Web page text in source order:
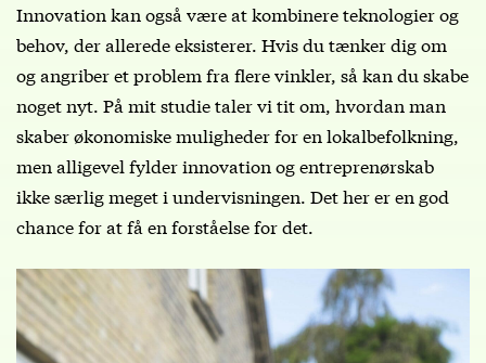
Innovation kan også være at kombinere teknologier og
behov, der allerede eksisterer. Hvis du tænker dig om
og angriber et problem fra flere vinkler, så kan du skabe
noget nyt. På mit studie taler vi tit om, hvordan man
skaber økonomiske muligheder for en lokalbefolkning,
men alligevel fylder innovation og entreprenørskab
ikke særlig meget i undervisningen. Det her er en god
chance for at få en forståelse for det.